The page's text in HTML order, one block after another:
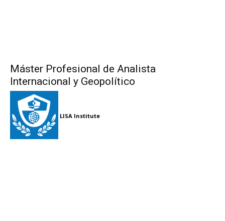
Máster Profesional de Analista
Internacional y Geopolítico
LISA Institute